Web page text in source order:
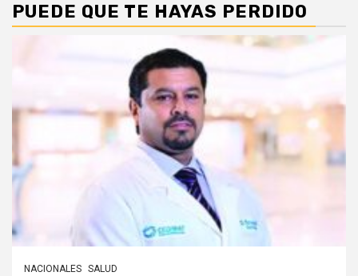
PUEDE QUE TE HAYAS PERDIDO
NACIONALES SALUD